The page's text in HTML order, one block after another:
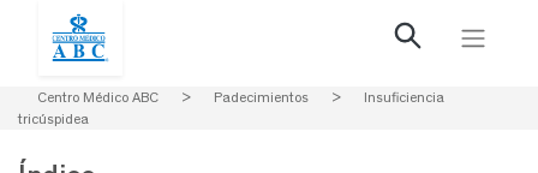
Centro Médico ABC > Padecimientos >
Insuficiencia
tricúspidea